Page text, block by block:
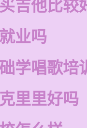
吉他比较
业吗
学唱歌培
里里好吗